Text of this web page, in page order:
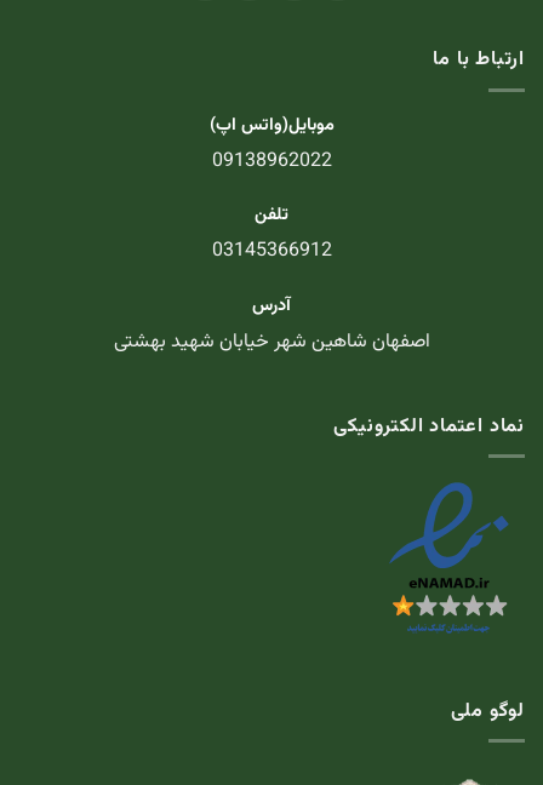
ارتباط با ما
موبایل(واتس اپ)
09138962022
تلفن
03145366912
آدرس
اصفهان شاهین شهر خیابان شهید بهشتی
نماد اعتماد الکترونیکی
لوگو ملی